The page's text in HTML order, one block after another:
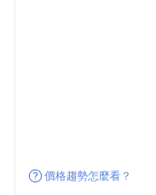
價格趨勢怎麼看？